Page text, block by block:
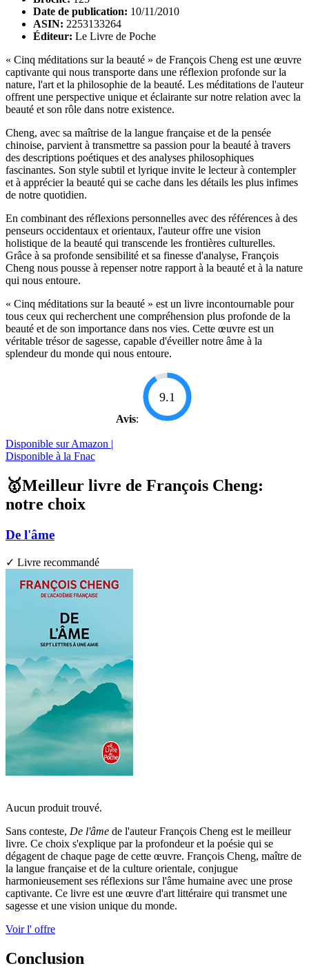
Date de publication: 10/11/2010
ASIN: 2253133264
Éditeur: Le Livre de Poche
« Cinq méditations sur la beauté » de François Cheng est une œuvre
captivante qui nous transporte dans une réflexion profonde sur la
nature, l'art et la philosophie de la beauté. Les méditations de l'auteur
offrent une perspective unique et éclairante sur notre relation avec la
beauté et son rôle dans notre existence.
Cheng, avec sa maîtrise de la langue française et de la pensée
chinoise, parvient à transmettre sa passion pour la beauté à travers
des descriptions poétiques et des analyses philosophiques
fascinantes. Son style subtil et lyrique invite le lecteur à contempler
et à apprécier la beauté qui se cache dans les détails les plus infimes
de notre quotidien.
En combinant des réflexions personnelles avec des références à des
penseurs occidentaux et orientaux, l'auteur offre une vision
holistique de la beauté qui transcende les frontières culturelles.
Grâce à sa profonde sensibilité et sa finesse d'analyse, François
Cheng nous pousse à repenser notre rapport à la beauté et à la nature
qui nous entoure.
« Cinq méditations sur la beauté » est un livre incontournable pour
tous ceux qui recherchent une compréhension plus profonde de la
beauté et de son importance dans nos vies. Cette œuvre est un
véritable trésor de sagesse, capable d'éveiller notre âme à la
splendeur du monde qui nous entoure.
Avis:
9.1
Disponible sur Amazon |
Disponible à la Fnac
🥇Meilleur livre de François Cheng:
notre choix
De l'âme
✓ Livre recommandé
Aucun produit trouvé.
Sans conteste, De l'âme de l'auteur François Cheng est le meilleur
livre. Ce choix s'explique par la profondeur et la poésie qui se
dégagent de chaque page de cette œuvre. François Cheng, maître de
la langue française et de la culture orientale, conjugue
harmonieusement ses réflexions sur l'âme humaine avec une prose
captivante. Ce livre est une œuvre d'art littéraire qui transmet une
sagesse et une vision unique du monde.
Voir l' offre
Conclusion